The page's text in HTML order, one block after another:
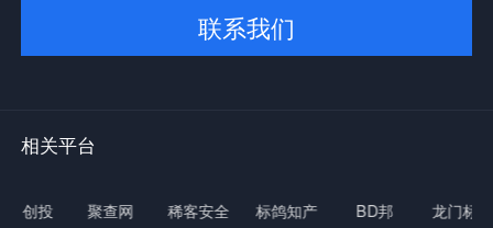
联系我们
相关平台
投 聚查网 稀客安全 标鸽知产 BD邦 龙门标局